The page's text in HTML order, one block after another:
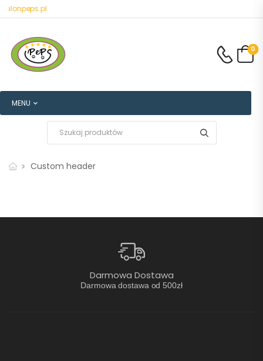
0
MENU
Custom header
Darmowa Dostawa
Darmowa dostawa od 500zł